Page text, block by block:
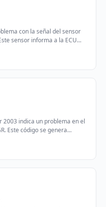
con la señal del sensor
sensor informa a la ECU
2003 indica un problema en el
Este código se genera